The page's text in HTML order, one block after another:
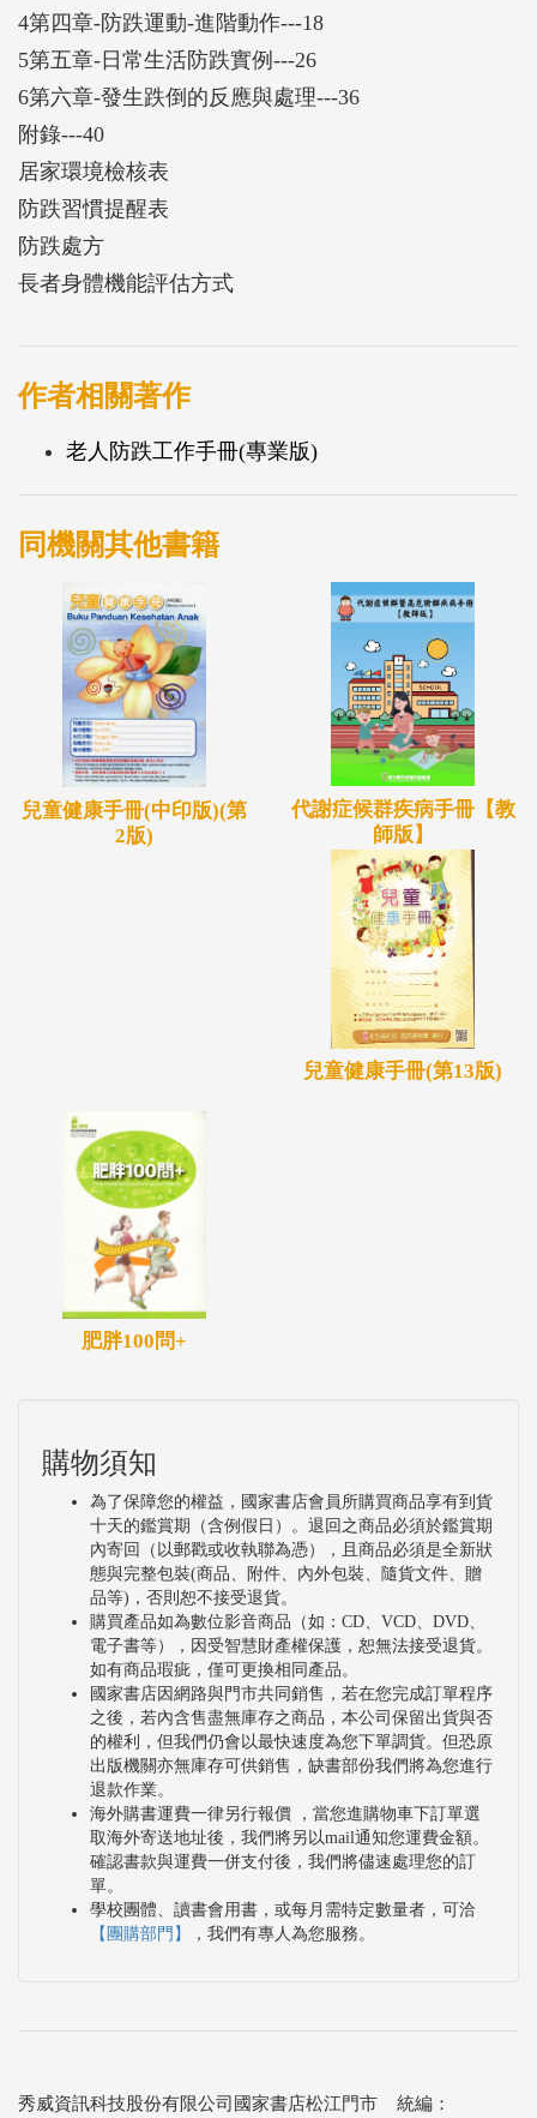
4第四章-防跌運動-進階動作---18
5第五章-日常生活防跌實例---26
6第六章-發生跌倒的反應與處理---36
附錄---40
居家環境檢核表
防跌習慣提醒表
防跌處方
長者身體機能評估方式
作者相關著作
老人防跌工作手冊(專業版)
同機關其他書籍
兒童健康手冊(中印版)(第
2版)
代謝症候群疾病手冊【教
師版】
兒童健康手冊(第13版)
肥胖100問+
購物須知
為了保障您的權益，國家書店會員所購買商品享有到貨
十天的鑑賞期（含例假日）。退回之商品必須於鑑賞期
內寄回（以郵戳或收執聯為憑），且商品必須是全新狀
態與完整包裝(商品、附件、內外包裝、隨貨文件、贈
品等)，否則恕不接受退貨。
購買產品如為數位影音商品（如：CD、VCD、DVD、
電子書等），因受智慧財產權保護，恕無法接受退貨。
如有商品瑕疵，僅可更換相同產品。
國家書店因網路與門市共同銷售，若在您完成訂單程序
之後，若內含售盡無庫存之商品，本公司保留出貨與否
的權利，但我們仍會以最快速度為您下單調貨。但恐原
出版機關亦無庫存可供銷售，缺書部份我們將為您進行
退款作業。
海外購書運費一律另行報價 ，當您進購物車下訂單選
取海外寄送地址後，我們將另以mail通知您運費金額。
確認書款與運費一併支付後，我們將儘速處理您的訂
單。
學校團體、讀書會用書，或每月需特定數量者，可洽
【團購部門】
，我們有專人為您服務。
秀威資訊科技股份有限公司國家書店松江門市 統編：